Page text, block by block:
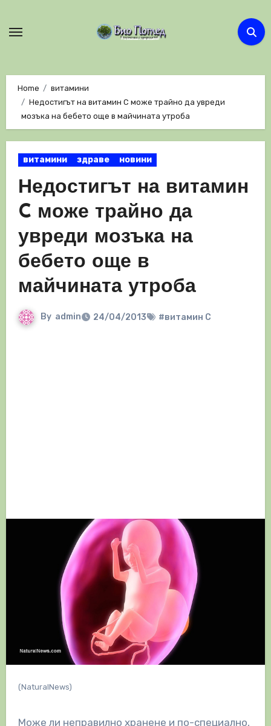
Home
витамини
Недостигът на витамин C може трайно да увреди
мозъка на бебето още в майчината утроба
витамини здраве новини
Недостигът на витамин
C може трайно да
увреди мозъка на
бебето още в
майчината утроба
By admin 24/04/2013 #витамин С
(NaturalNews)
Може ли неправилно хранене и по-специално,